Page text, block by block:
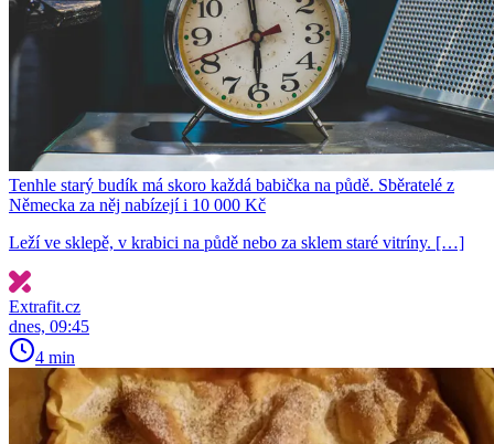
Tenhle starý budík má skoro každá babička na půdě. Sběratelé z
Německa za něj nabízejí i 10 000 Kč
Leží ve sklepě, v krabici na půdě nebo za sklem staré vitríny. […]
Extrafit.cz
dnes, 09:45
4 min